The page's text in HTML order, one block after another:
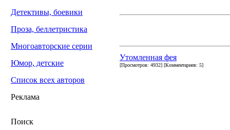
Детективы, боевики
Проза, беллетристика
Многоавторские серии
Юмор, детские
Список всех авторов
Реклама
Поиск
Утомленная фея
[Просмотров: 4932] [Комментариев: 5]